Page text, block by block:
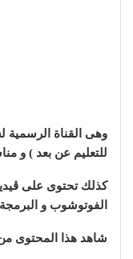
للتعليم عن بعد ) و
كذلك تحتوى على
الفوتوشوب و
شاهد هذا المحتوى